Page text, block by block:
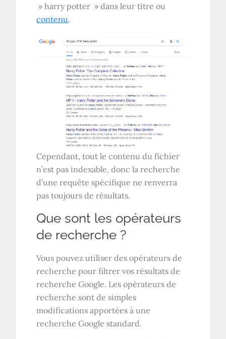
» harry potter » dans leur titre ou
contenu.
Cependant, tout le contenu du fichier
n’est pas indexable, donc la recherche
d’une requête spécifique ne renverra
pas toujours de résultats.
Que sont les opérateurs
de recherche ?
Vous pouvez utiliser des opérateurs de
recherche pour filtrer vos résultats de
recherche Google. Les opérateurs de
recherche sont de simples
modifications apportées à une
recherche Google standard.